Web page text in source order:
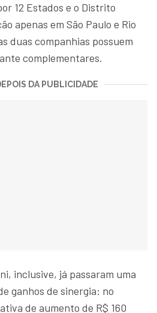
12 Estados e o Distrito
apenas em São Paulo e Rio
duas companhias possuem
complementares.
DA PUBLICIDADE
inclusive, já passaram uma
ganhos de sinergia: no
de aumento de R$ 160